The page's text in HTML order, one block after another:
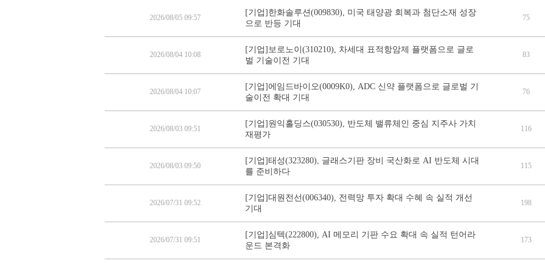
2026/08/05 09:57
[기업]한화솔루션(009830), 미국 태양광 회복과 첨단소재 성장
으로 반등 기대
75
2026/08/04 10:08
[기업]보로노이(310210), 차세대 표적항암제 플랫폼으로 글로
벌 기술이전 기대
83
2026/08/04 10:07
[기업]에임드바이오(0009K0), ADC 신약 플랫폼으로 글로벌 기
술이전 확대 기대
76
2026/08/03 09:51
[기업]원익홀딩스(030530), 반도체 밸류체인 중심 지주사 가치
재평가
116
2026/08/03 09:50
[기업]태성(323280), 글래스기판 장비 국산화로 AI 반도체 시대
를 준비하다
115
2026/07/31 09:52
[기업]대원전선(006340), 전력망 투자 확대 수혜 속 실적 개선
기대
198
2026/07/31 09:51
[기업]심텍(222800), AI 메모리 기판 수요 확대 속 실적 턴어라
운드 본격화
173